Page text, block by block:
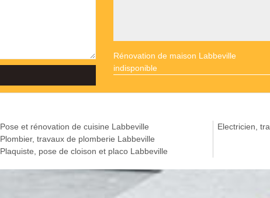
Rénovation de maison Labbeville
indisponible
Pose et rénovation de cuisine Labbeville
Plombier, travaux de plomberie Labbeville
Plaquiste, pose de cloison et placo Labbeville
Electricien,